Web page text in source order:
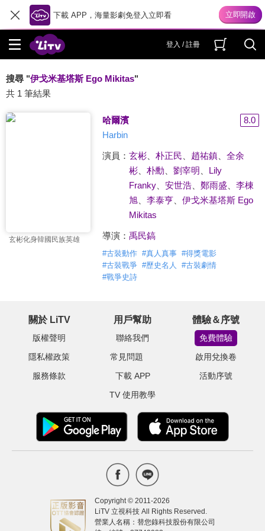
下載 APP，海量影劇免登入立即看
登入 / 註冊
搜尋 "伊戈米基塔斯 Ego Mikitas"
共 1 筆結果
玄彬化身韓國民族英雄
哈爾濱
8.0
Harbin
演員： 玄彬、 朴正民 趙祐鎮、 全余
彬、 朴勳 劉宰明
Lily
Franky、 安世浩、 鄭雨盛
李棟
旭、 李泰亨、 伊戈米基塔斯 Ego
Mikitas
導演： 禹民鎬
#古裝動作 #真人真事 #得獎電影
#古裝戰爭 #歷史名人 #古裝劇情
#戰爭史詩
關於 LiTV
版權聲明
隱私權政策
服務條款
用戶幫助
聯絡我們
常見問題
下載 APP
TV 使用教學
體驗＆序號
免費體驗
啟用兌換卷
活動序號
Copyright © 2011-2026
LiTV 立視科技 All Rights Reserved.
營業人名稱：替您錄科技股份有限公司